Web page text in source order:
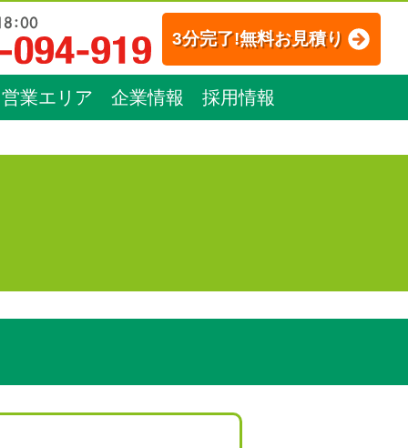
3分完了!無料お見積り
営業エリア 企業情報 採用情報